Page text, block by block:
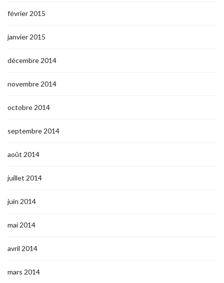
février 2015
janvier 2015
décembre 2014
novembre 2014
octobre 2014
septembre 2014
août 2014
juillet 2014
juin 2014
mai 2014
avril 2014
mars 2014